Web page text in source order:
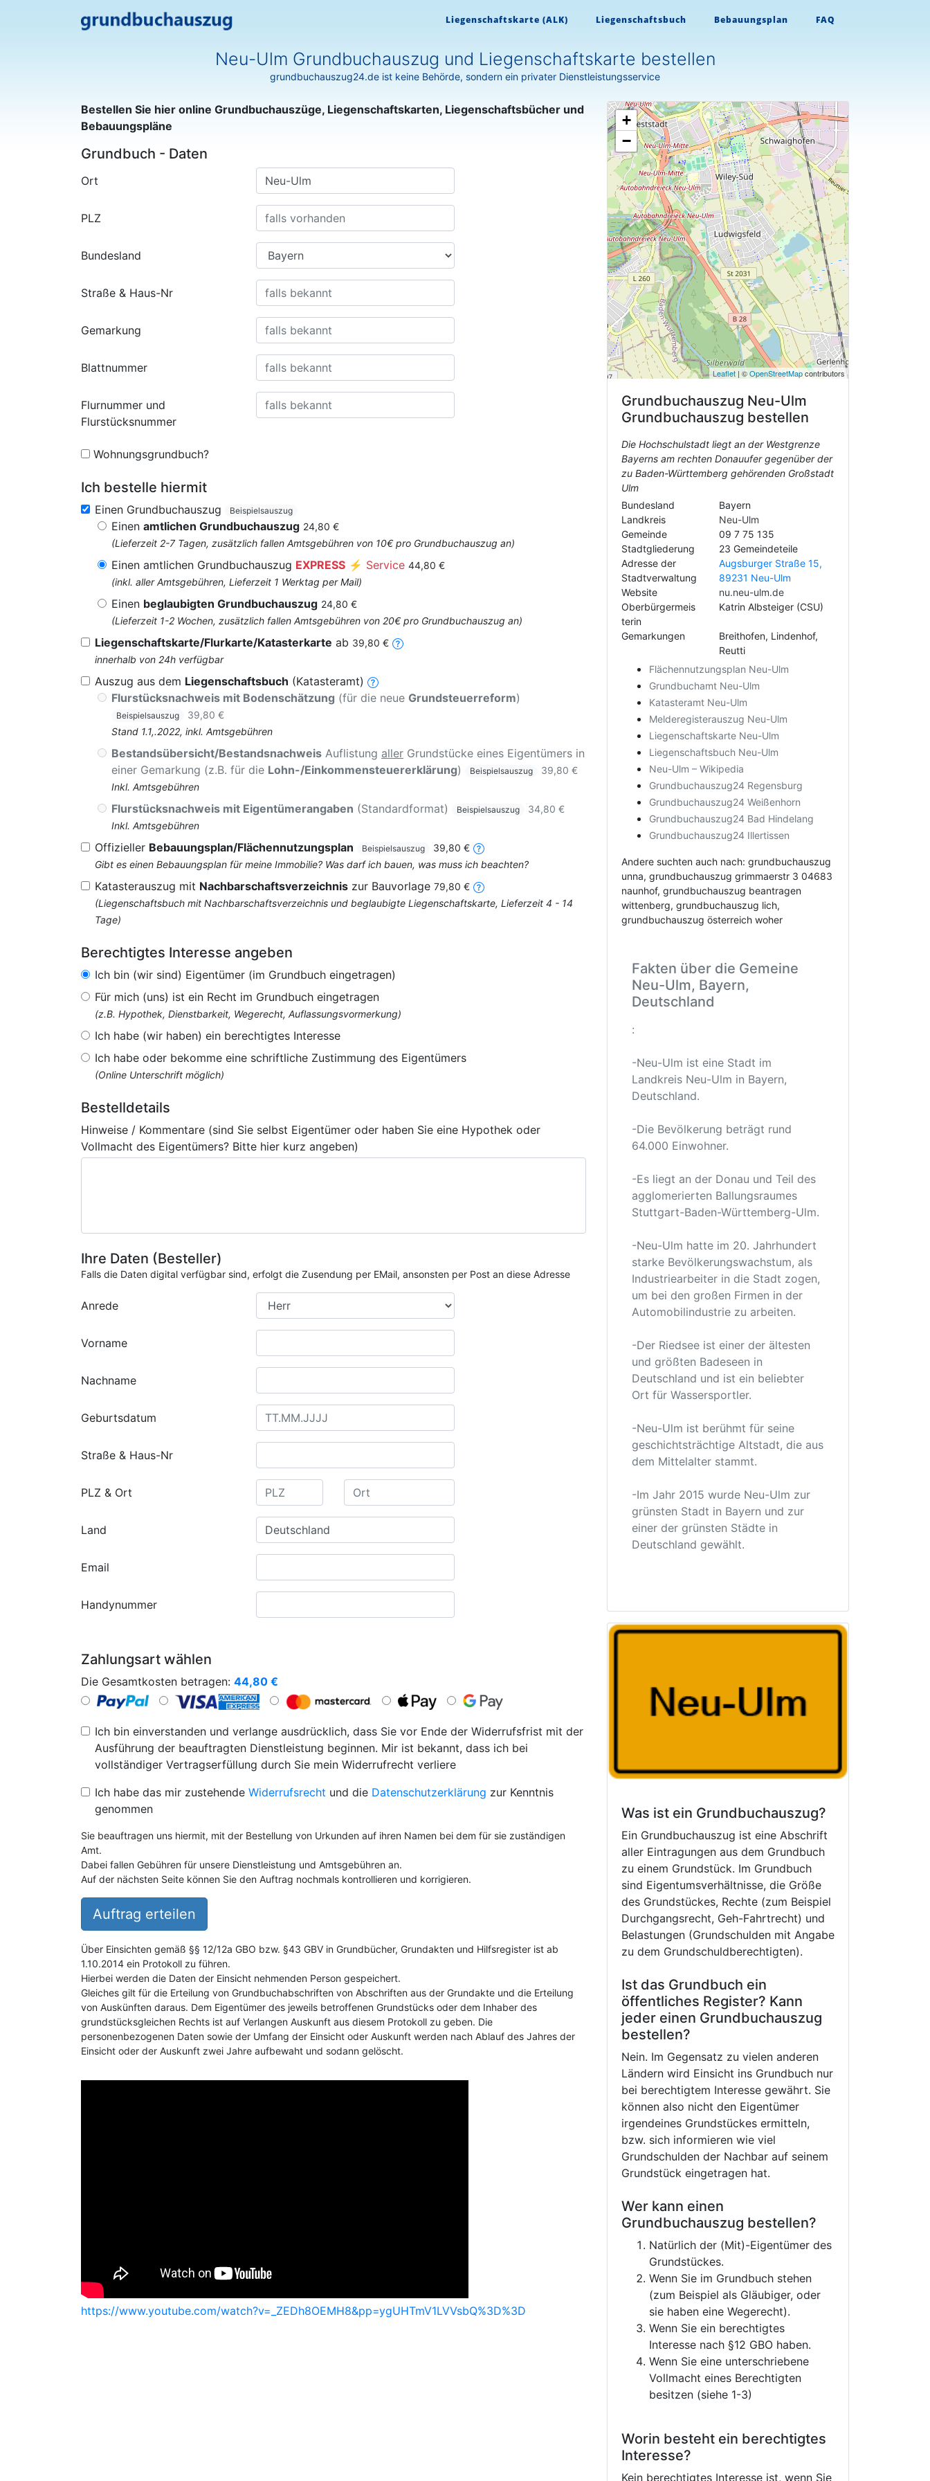
Liegenschaftskarte (ALK) Liegenschaftsbuch Bebauungsplan FAQ
Neu-Ulm Grundbuchauszug und Liegenschaftskarte bestellen
grundbuchauszug24.de ist keine Behörde, sondern ein privater Dienstleistungsservice
Bestellen Sie hier online Grundbuchauszüge, Liegenschaftskarten, Liegenschaftsbücher und
Bebauungspläne
Grundbuch - Daten
Ort
PLZ
Bundesland
Straße & Haus-Nr
Gemarkung
Blattnummer
Flurnummer und
Flurstücksnummer
Wohnungsgrundbuch?
Ich bestelle hiermit
Einen Grundbuchauszug Beispielsauszug
Einen amtlichen Grundbuchauszug 24,80 €
(Lieferzeit 2-7 Tagen, zusätzlich fallen Amtsgebühren von 10€ pro Grundbuchauszug an)
Einen amtlichen Grundbuchauszug EXPRESS ⚡ Service 44,80 €
(inkl. aller Amtsgebühren, Lieferzeit 1 Werktag per Mail)
Einen beglaubigten Grundbuchauszug 24,80 €
(Lieferzeit 1-2 Wochen, zusätzlich fallen Amtsgebühren von 20€ pro Grundbuchauszug an)
Liegenschaftskarte/Flurkarte/Katasterkarte ab 39,80 €
innerhalb von 24h verfügbar
Auszug aus dem Liegenschaftsbuch (Katasteramt)
Flurstücksnachweis mit Bodenschätzung (für die neue Grundsteuerreform)
Beispielsauszug
39,80 €
Stand 1.1,.2022, inkl. Amtsgebühren
Bestandsübersicht/Bestandsnachweis Auflistung aller Grundstücke eines Eigentümers in
einer Gemarkung (z.B. für die Lohn-/Einkommensteuererklärung) Beispielsauszug
39,80 €
Inkl. Amtsgebühren
Flurstücksnachweis mit Eigentümerangaben (Standardformat) Beispielsauszug
34,80 €
Inkl. Amtsgebühren
Offizieller Bebauungsplan/Flächennutzungsplan Beispielsauszug
39,80 €
Gibt es einen Bebauungsplan für meine Immobilie? Was darf ich bauen, was muss ich beachten?
Katasterauszug mit Nachbarschaftsverzeichnis zur Bauvorlage 79,80 €
(Liegenschaftsbuch mit Nachbarschaftsverzeichnis und beglaubigte Liegenschaftskarte, Lieferzeit 4 - 14
Tage)
Berechtigtes Interesse angeben
Ich bin (wir sind) Eigentümer (im Grundbuch eingetragen)
Für mich (uns) ist ein Recht im Grundbuch eingetragen
(z.B. Hypothek, Dienstbarkeit, Wegerecht, Auflassungsvormerkung)
Ich habe (wir haben) ein berechtigtes Interesse
Ich habe oder bekomme eine schriftliche Zustimmung des Eigentümers
(Online Unterschrift möglich)
Bestelldetails
Hinweise / Kommentare (sind Sie selbst Eigentümer oder haben Sie eine Hypothek oder
Vollmacht des Eigentümers? Bitte hier kurz angeben)
Ihre Daten (Besteller)
Falls die Daten digital verfügbar sind, erfolgt die Zusendung per EMail, ansonsten per Post an diese Adresse
Anrede
Vorname
Nachname
Geburtsdatum
Straße & Haus-Nr
PLZ & Ort
Land
Email
Handynummer
Zahlungsart wählen
Die Gesamtkosten betragen: 44,80 €
Ich bin einverstanden und verlange ausdrücklich, dass Sie vor Ende der Widerrufsfrist mit der
Ausführung der beauftragten Dienstleistung beginnen. Mir ist bekannt, dass ich bei
vollständiger Vertragserfüllung durch Sie mein Widerrufrecht verliere
Ich habe das mir zustehende Widerrufsrecht und die Datenschutzerklärung zur Kenntnis
genommen
Sie beauftragen uns hiermit, mit der Bestellung von Urkunden auf ihren Namen bei dem für sie zuständigen
Amt.
Dabei fallen Gebühren für unsere Dienstleistung und Amtsgebühren an.
Auf der nächsten Seite können Sie den Auftrag nochmals kontrollieren und korrigieren.
Auftrag erteilen
Über Einsichten gemäß §§ 12/12a GBO bzw. §43 GBV in Grundbücher, Grundakten und Hilfsregister ist ab
1.10.2014 ein Protokoll zu führen.
Hierbei werden die Daten der Einsicht nehmenden Person gespeichert.
Gleiches gilt für die Erteilung von Grundbuchabschriften von Abschriften aus der Grundakte und die Erteilung
von Auskünften daraus. Dem Eigentümer des jeweils betroffenen Grundstücks oder dem Inhaber des
grundstücksgleichen Rechts ist auf Verlangen Auskunft aus diesem Protokoll zu geben. Die
personenbezogenen Daten sowie der Umfang der Einsicht oder Auskunft werden nach Ablauf des Jahres der
Einsicht oder der Auskunft zwei Jahre aufbewaht und sodann gelöscht.
https://www.youtube.com/watch?v=_ZEDh8OEMH8&pp=ygUHTmV1LVVsbQ%3D%3D
+
−
Leaflet | ©OpenStreetMapcontributors
Grundbuchauszug Neu-Ulm
Grundbuchauszug bestellen
Die Hochschulstadt liegt an der Westgrenze
Bayerns am rechten Donauufer gegenüber der
zu Baden-Württemberg gehörenden Großstadt
Ulm
Bundesland
Bayern
Landkreis
Neu-Ulm
Gemeinde
09 7 75 135
Stadtgliederung
23 Gemeindeteile
Adresse der
Stadtverwaltung
Augsburger Straße 15,
89231 Neu-Ulm
Website
nu.neu-ulm.de
Oberbürgermeis
terin
Katrin Albsteiger (CSU)
Gemarkungen
Breithofen, Lindenhof,
Reutti
Flächennutzungsplan Neu-Ulm
Grundbuchamt Neu-Ulm
Katasteramt Neu-Ulm
Melderegisterauszug Neu-Ulm
Liegenschaftskarte Neu-Ulm
Liegenschaftsbuch Neu-Ulm
Neu-Ulm – Wikipedia
Grundbuchauszug24 Regensburg
Grundbuchauszug24 Weißenhorn
Grundbuchauszug24 Bad Hindelang
Grundbuchauszug24 Illertissen
Andere suchten auch nach: grundbuchauszug
unna, grundbuchauszug grimmaerstr 3 04683
naunhof, grundbuchauszug beantragen
wittenberg, grundbuchauszug lich,
grundbuchauszug österreich woher
Fakten über die Gemeine
Neu-Ulm, Bayern,
Deutschland
:
-Neu-Ulm ist eine Stadt im
Landkreis Neu-Ulm in Bayern,
Deutschland.
-Die Bevölkerung beträgt rund
64.000 Einwohner.
-Es liegt an der Donau und Teil des
agglomerierten Ballungsraumes
Stuttgart-Baden-Württemberg-Ulm.
-Neu-Ulm hatte im 20. Jahrhundert
starke Bevölkerungswachstum, als
Industriearbeiter in die Stadt zogen,
um bei den großen Firmen in der
Automobilindustrie zu arbeiten.
-Der Riedsee ist einer der ältesten
und größten Badeseen in
Deutschland und ist ein beliebter
Ort für Wassersportler.
-Neu-Ulm ist berühmt für seine
geschichtsträchtige Altstadt, die aus
dem Mittelalter stammt.
-Im Jahr 2015 wurde Neu-Ulm zur
grünsten Stadt in Bayern und zur
einer der grünsten Städte in
Deutschland gewählt.
Was ist ein Grundbuchauszug?
Ein Grundbuchauszug ist eine Abschrift
aller Eintragungen aus dem Grundbuch
zu einem Grundstück. Im Grundbuch
sind Eigentumsverhältnisse, die Größe
des Grundstückes, Rechte (zum Beispiel
Durchgangsrecht, Geh-Fahrtrecht) und
Belastungen (Grundschulden mit Angabe
zu dem Grundschuldberechtigten).
Ist das Grundbuch ein
öffentliches Register? Kann
jeder einen Grundbuchauszug
bestellen?
Nein. Im Gegensatz zu vielen anderen
Ländern wird Einsicht ins Grundbuch nur
bei berechtigtem Interesse gewährt. Sie
können also nicht den Eigentümer
irgendeines Grundstückes ermitteln,
bzw. sich informieren wie viel
Grundschulden der Nachbar auf seinem
Grundstück eingetragen hat.
Wer kann einen
Grundbuchauszug bestellen?
Natürlich der (Mit)-Eigentümer des
Grundstückes.
Wenn Sie im Grundbuch stehen
(zum Beispiel als Gläubiger, oder
sie haben eine Wegerecht).
Wenn Sie ein berechtigtes
Interesse nach §12 GBO haben.
Wenn Sie eine unterschriebene
Vollmacht eines Berechtigten
besitzen (siehe 1-3)
Worin besteht ein berechtigtes
Interesse?
Kein berechtigtes Interesse ist, wenn Sie